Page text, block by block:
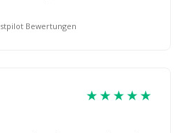
Bewertungen
★★★★★